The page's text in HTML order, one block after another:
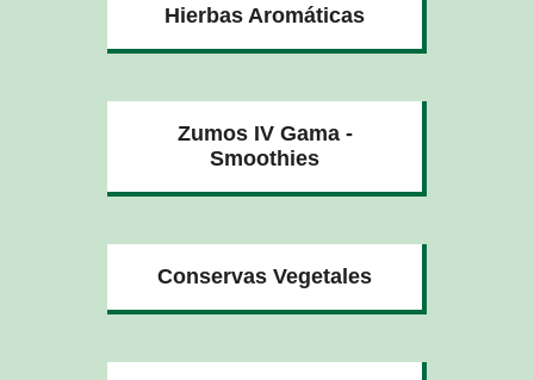
Hierbas Aromáticas
Zumos IV Gama -
Smoothies
Conservas Vegetales